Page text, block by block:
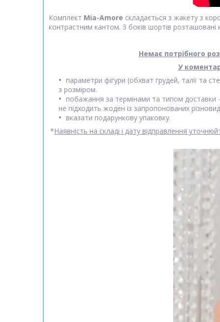
Комплект Mia-Amore складається з жакету з
контрастним кантом. З боків шортів розташовані
Немає потрібного
У
параметри фігури (обхват грудей, талії та
з розміром.
побажання за термінами та типом
не підходить жоден із запропонованих
вказати подарункову упаковку.
*Наявність на складі і дату відправлення